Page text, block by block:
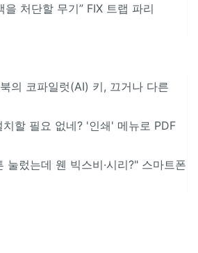
처단할 무기” FIX 트랩 파리
의 코파일럿(AI) 키, 끄거나 다른
할 필요 없네? '인쇄' 메뉴로 PDF
눌렀는데 웬 빅스비·시리?" 스마트폰